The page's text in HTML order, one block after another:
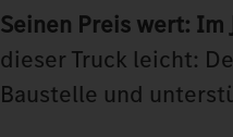
Seinen Preis wert:
dieser Truck leicht:
Baustelle und